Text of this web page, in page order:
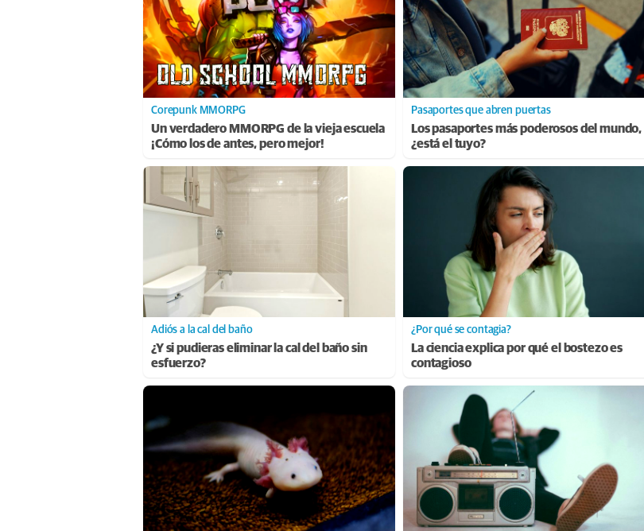
Corepunk MMORPG
Un verdadero MMORPG de la vieja escuela
¡Cómo los de antes, pero mejor!
Pasaportes que abren puertas
Los pasaportes más poderosos del mundo,
¿está el tuyo?
Adiós a la cal del baño
¿Y si pudieras eliminar la cal del baño sin
esfuerzo?
¿Por qué se contagia?
La ciencia explica por qué el bostezo es
contagioso